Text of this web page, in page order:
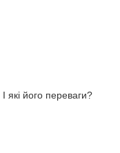
його переваги?